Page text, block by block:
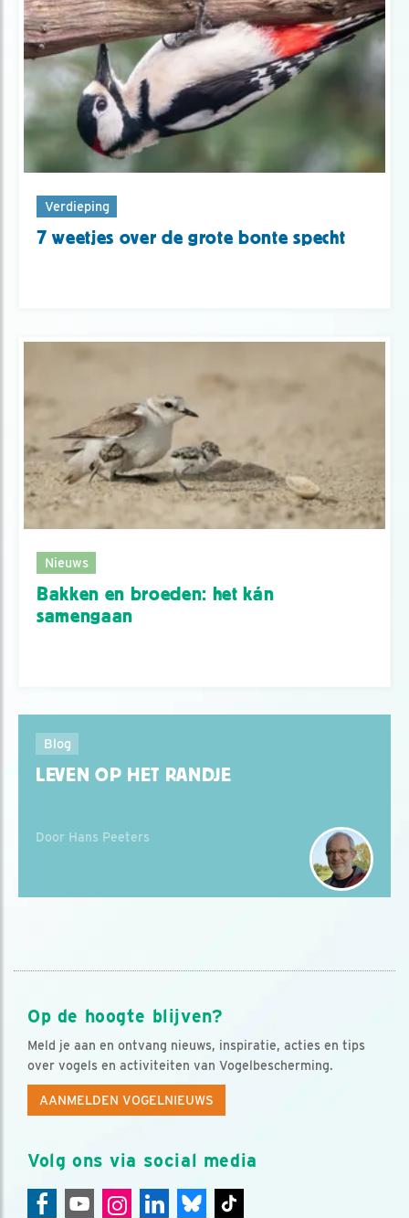
Verdieping
7 weetjes over de grote bonte specht
Nieuws
Bakken en broeden: het kán
samengaan
Blog
LEVEN OP HET RANDJE
Door Hans Peeters
Op de hoogte blijven?
Meld je aan en ontvang nieuws, inspiratie, acties en tips
over vogels en activiteiten van Vogelbescherming.
AANMELDEN VOGELNIEUWS
Volg ons via social media